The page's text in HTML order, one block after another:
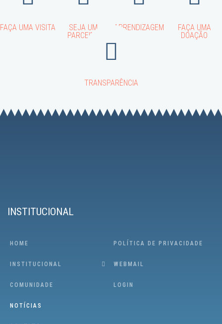
FAÇA UMA VISITA
SEJA UM
PARCEIRO
APRENDIZAGEM
FAÇA UMA
DOAÇÃO
TRANSPARÊNCIA
INSTITUCIONAL
HOME
INSTITUCIONAL
COMUNIDADE
NOTÍCIAS
POLÍTICA DE PRIVACIDADE
WEBMAIL
LOGIN